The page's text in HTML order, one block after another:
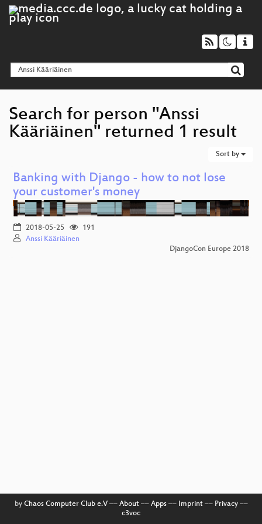
Search for person "Anssi
Kääriäinen" returned 1 result
Sort by
Banking with Django - how to not lose
your customer's money
2018-05-25
191
Anssi Kääriäinen
DjangoCon Europe 2018
by Chaos Computer Club e.V–– About–– Apps–– Imprint–– Privacy––
c3voc